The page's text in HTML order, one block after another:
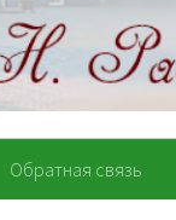
Обратная связь